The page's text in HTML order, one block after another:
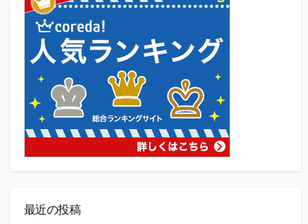
最近の投稿